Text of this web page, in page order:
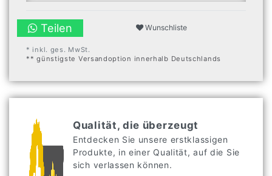
Teilen Wunschliste
* inkl. ges. MwSt.
** günstigste Versandoption innerhalb Deutschlands
Qualität, die überzeugt
Entdecken Sie unsere erstklassigen
Produkte, in einer Qualität, auf die Sie
sich verlassen können.